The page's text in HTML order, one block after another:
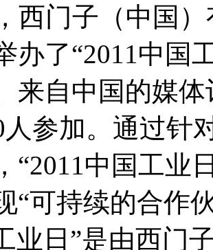
西门子（中国
办了“2011中国
来自中国的媒
人参加。通过针
“2011中国工业
“可持续的合作
业日”是由西门